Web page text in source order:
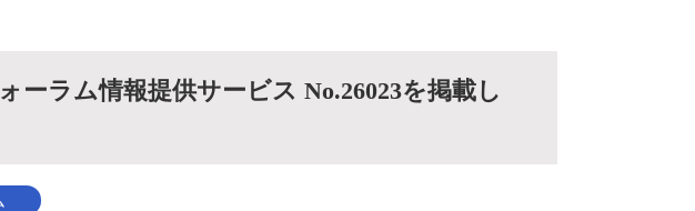
ーラム情報提供サービス No.26023を掲載し